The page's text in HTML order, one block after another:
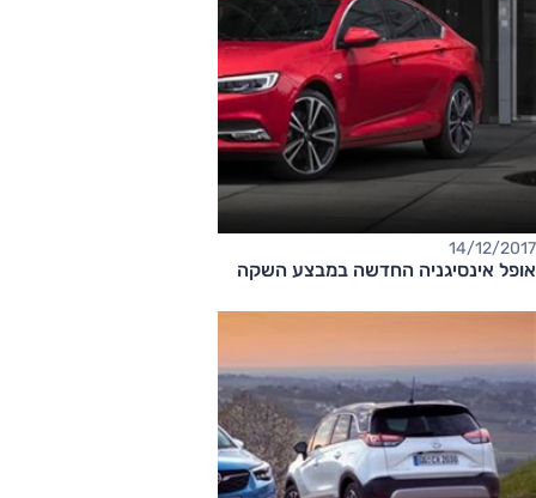
14/12/2017
אופל אינסיגניה החדשה במבצע השקה